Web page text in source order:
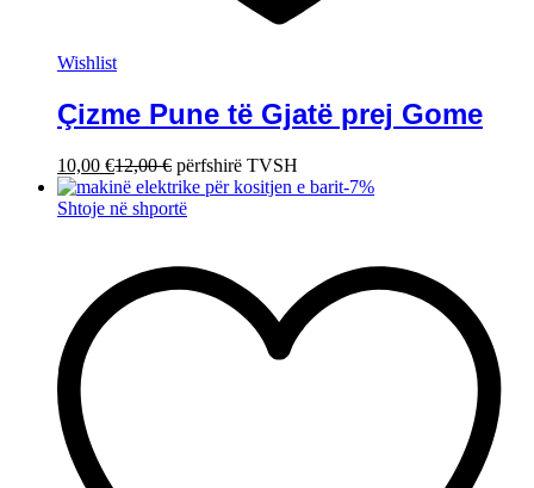
Wishlist
Çizme Pune të Gjatë prej Gome
10,00 €12,00€ përfshirë TVSH
-7%
Shtoje në shportë